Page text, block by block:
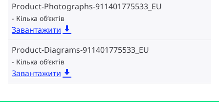
Product-Photographs-911401775533_EU
Кілька об‘єктів
Завантажити
Product-Diagrams-911401775533_EU
Кілька об‘єктів
Завантажити